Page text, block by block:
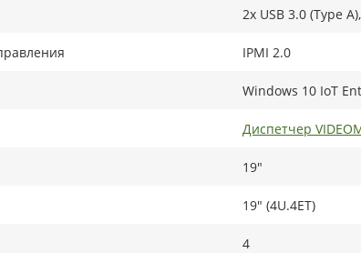
2x USB 3.0 (Type
IPMI 2.0
Windows 10 IoT
Диспетчер
19"
19" (4U.4ET)
4